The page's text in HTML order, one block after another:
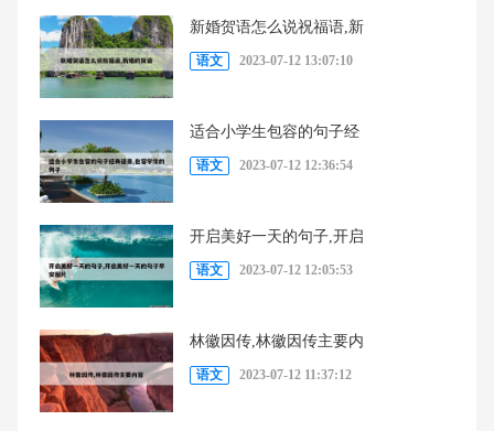
新婚贺语怎么说祝福语,新
语文 2023-07-12 13:07:10
适合小学生包容的句子经
语文 2023-07-12 12:36:54
开启美好一天的句子,开启
语文 2023-07-12 12:05:53
林徽因传,林徽因传主要内
语文 2023-07-12 11:37:12